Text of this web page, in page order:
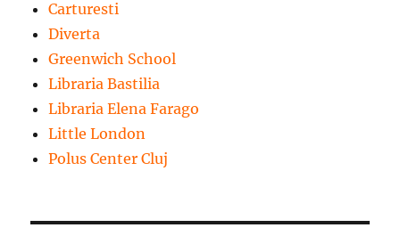
Carturesti
Diverta
Greenwich School
Libraria Bastilia
Libraria Elena Farago
Little London
Polus Center Cluj